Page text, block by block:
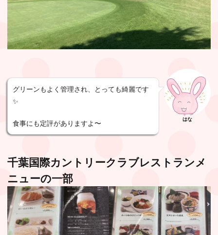
グリーンもよく管理され、とっても綺麗です
✨
食事にも定評がありますよ〜 はな
千葉国際カントリークラブレストランメ
ニューの一部